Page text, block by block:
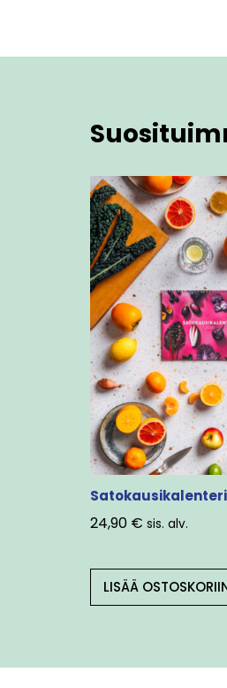
Satokausikalenteri
24,90 € sis. alv.
LISÄÄ